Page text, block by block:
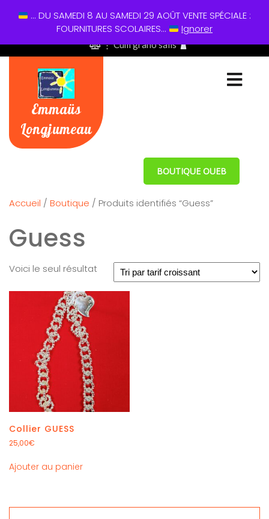
01 60 49 13 60
⋮ Cum grano salis
Emmaüs
Longjumeau
BOUTIQUE OUEB
Accueil / Boutique / Produits identifiés “Guess”
Guess
Voici le seul résultat
Collier GUESS
25,00€
Ajouter au panier
... DU SAMEDI 8 AU SAMEDI 29 AOÛT VENTE SPÉCIALE :
FOURNITURES SCOLAIRES...
Ignorer